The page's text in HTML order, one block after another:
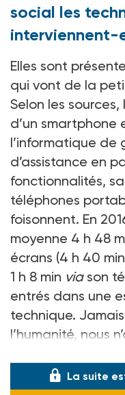
social les
interviennent-
Elles sont
qui vont de la
Selon les sources,
d’un smartphone
l’informatique de
d’assistance en
fonctionnalités,
téléphones
foisonnent. En
moyenne 4 h 48
écrans (4 h 40 min
1 h 8 min viason
entrés dans une
technique.
l’humanité, nous
La suite